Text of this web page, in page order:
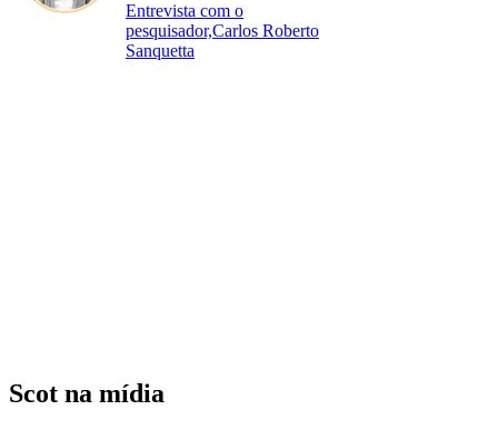
Entrevista com o
pesquisador,Carlos Roberto
Sanquetta
Scot na mídia